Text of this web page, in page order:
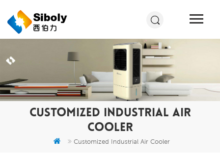
CUSTOMIZED INDUSTRIAL AIR
COOLER
Customized Industrial Air Cooler